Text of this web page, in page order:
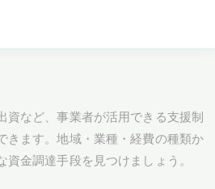
資など、事業者が活用できる支援制
きます。地域・業種・経費の種類か
金調達手段を見つけましょう。